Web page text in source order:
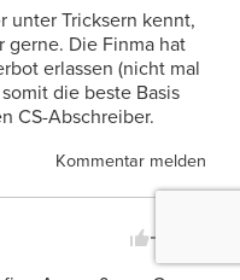
unter Tricksern kennt,
gerne. Die Finma hat
erlassen (nicht mal
die beste Basis
CS-Abschreiber.
Kommentar melden